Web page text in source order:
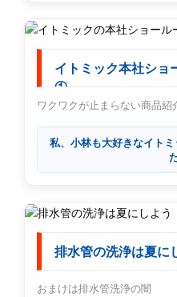
イトミック本社ショ
①
ワクワクが止まらない商品紹
私、小林も大好きなイト
排水管の洗浄は夏に
おまけは排水管洗浄の闇